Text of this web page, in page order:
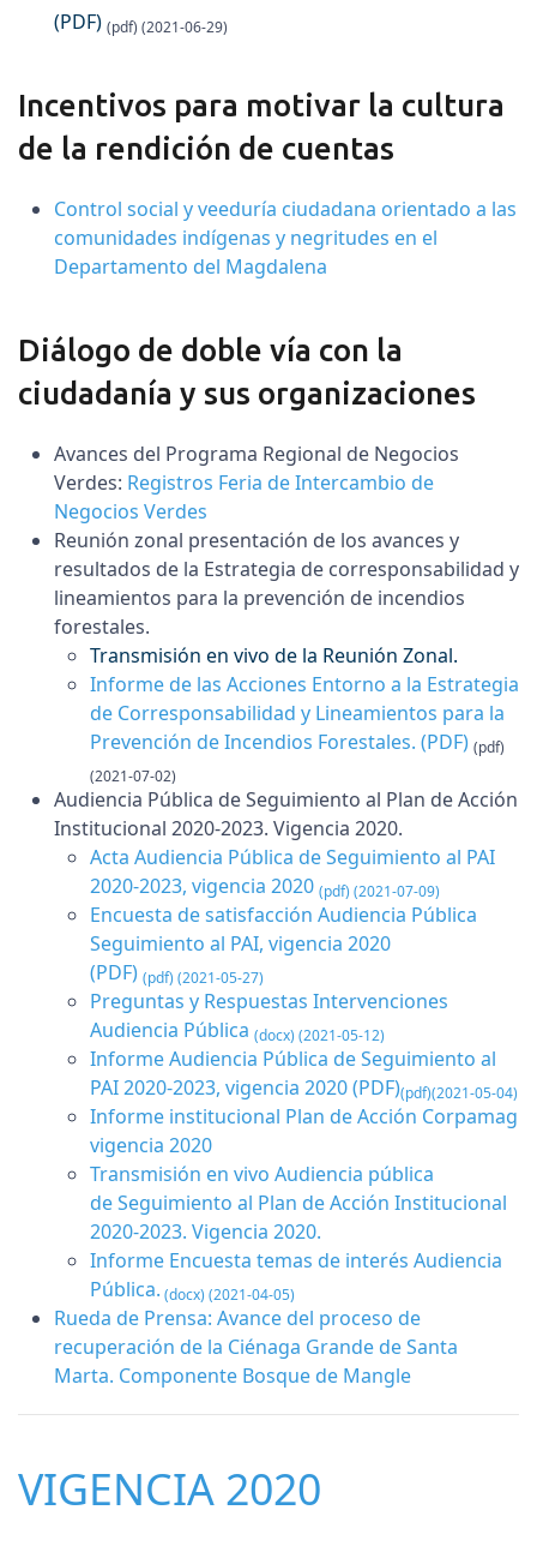
(PDF) (pdf) (2021-06-29)
Incentivos para motivar la cultura
de la rendición de cuentas
Control social y veeduría ciudadana orientado a las
comunidades indígenas y negritudes en el
Departamento del Magdalena
Diálogo de doble vía con la
ciudadanía y sus organizaciones
Avances del Programa Regional de Negocios
Verdes: Registros Feria de Intercambio de
Negocios Verdes
Reunión zonal presentación de los avances y
resultados de la Estrategia de corresponsabilidad y
lineamientos para la prevención de incendios
forestales.
Transmisión en vivo de la Reunión Zonal.
Informe de las Acciones Entorno a la Estrategia
de Corresponsabilidad y Lineamientos para la
Prevención de Incendios Forestales. (PDF) (pdf)
(2021-07-02)
Audiencia Pública de Seguimiento al Plan de Acción
Institucional 2020-2023. Vigencia 2020.
Acta Audiencia Pública de Seguimiento al PAI
2020-2023, vigencia 2020 (pdf) (2021-07-09)
Encuesta de satisfacción Audiencia Pública
Seguimiento al PAI, vigencia 2020
(PDF) (pdf) (2021-05-27)
Preguntas y Respuestas Intervenciones
Audiencia Pública (docx) (2021-05-12)
Informe Audiencia Pública de Seguimiento al
PAI 2020-2023, vigencia 2020(PDF)(pdf)(2021-05-04)
Informe institucional Plan de Acción Corpamag
vigencia 2020
Transmisión en vivo Audiencia pública
de Seguimiento al Plan de Acción Institucional
2020-2023. Vigencia 2020.
Informe Encuesta temas de interés Audiencia
Pública. (docx) (2021-04-05)
Rueda de Prensa: Avance del proceso de
recuperación de la Ciénaga Grande de Santa
Marta. Componente Bosque de Mangle
VIGENCIA 2020